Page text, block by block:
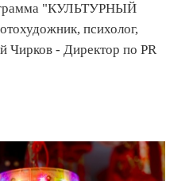
"КУЛЬТУРНЫЙ
психолог,
Чирков - Директор по PR